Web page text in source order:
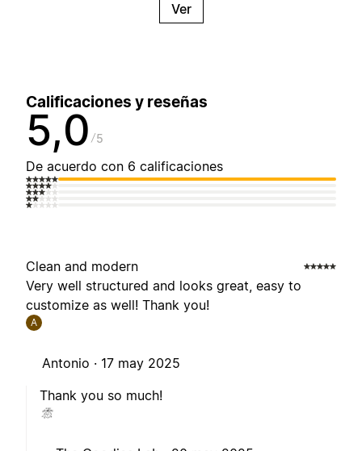
Ver
Calificaciones y reseñas
5,0 5
De acuerdo con 6 calificaciones
Clean and modern
Very well structured and looks great, easy to
customize as well! Thank you!
A
Antonio · 17 may 2025
Thank you so much!